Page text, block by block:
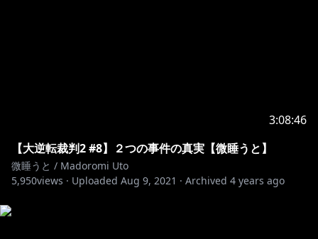
3:08:46
【大逆転裁判2 #8】２つの事件の真実【微睡うと】
微睡うと / Madoromi Uto
5,950views · Uploaded Aug 9, 2021 · Archived 4 years ago